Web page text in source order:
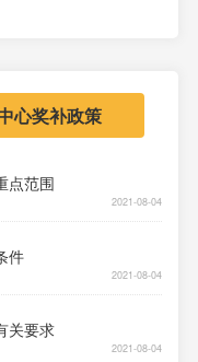
心奖补政策
点范围
2021-08-04
件
2021-08-04
关要求
2021-08-04